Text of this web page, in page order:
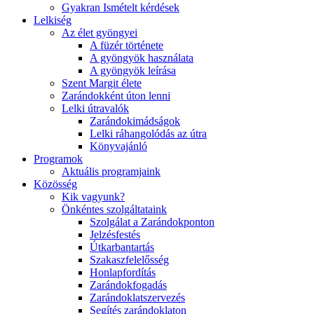
Gyakran Ismételt kérdések
Lelkiség
Az élet gyöngyei
A füzér története
A gyöngyök használata
A gyöngyök leírása
Szent Margit élete
Zarándokként úton lenni
Lelki útravalók
Zarándokimádságok
Lelki ráhangolódás az útra
Könyvajánló
Programok
Aktuális programjaink
Közösség
Kik vagyunk?
Önkéntes szolgáltataink
Szolgálat a Zarándokponton
Jelzésfestés
Útkarbantartás
Szakaszfelelősség
Honlapfordítás
Zarándokfogadás
Zarándoklatszervezés
Segítés zarándoklaton